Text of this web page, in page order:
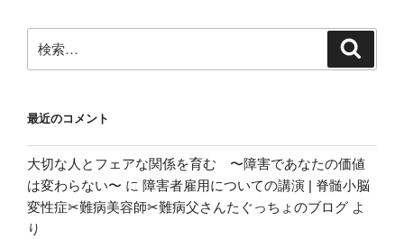
ン
索:
最近のコメント
大切な人とフェアな関係を育む 〜障害であなたの価値
は変わらない〜 に 障害者雇用についての講演 | 脊髄小脳
変性症✂︎難病美容師✂︎難病父さんたぐっちょのブログ よ
り